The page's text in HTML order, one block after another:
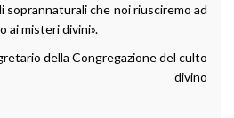
soprannaturali che noi riusciremo ad
ai misteri divini».
della Congregazione del culto
divino